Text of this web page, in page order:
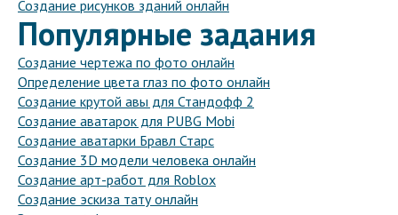
Создание рисунков зданий онлайн
Популярные задания
Создание чертежа по фото онлайн
Определение цвета глаз по фото онлайн
Создание крутой авы для Стандофф 2
Создание аватарок для PUBG Mobi
Создание аватарки Бравл Старс
Создание 3D модели человека онлайн
Создание арт-работ для Roblox
Создание эскиза тату онлайн